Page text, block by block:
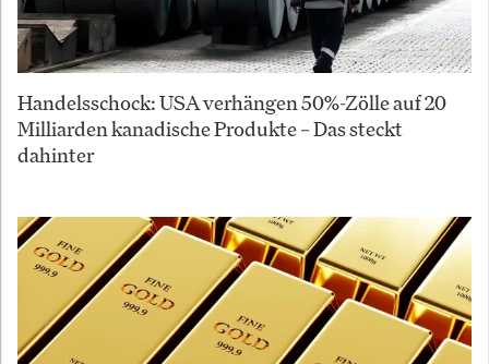
Handelsschock: USA verhängen 50%-Zölle auf 20
Milliarden kanadische Produkte – Das steckt
dahinter